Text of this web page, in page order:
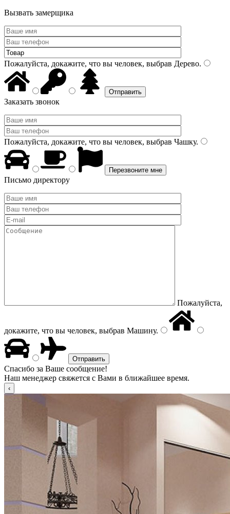
Вызвать замерщика
Пожалуйста, докажите, что вы человек, выбрав Дерево.
Заказать звонок
Пожалуйста, докажите, что вы человек, выбрав Чашку.
Письмо директору
Пожалуйста,
докажите, что вы человек, выбрав Машину.
Спасибо за Ваше сообщение!
Наш менеджер свяжется с Вами в ближайшее время.